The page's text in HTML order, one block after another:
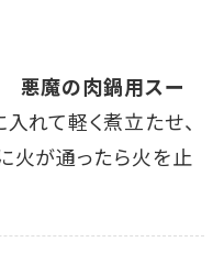
悪魔の肉鍋用スー
れて軽く煮立たせ、
火が通ったら火を止